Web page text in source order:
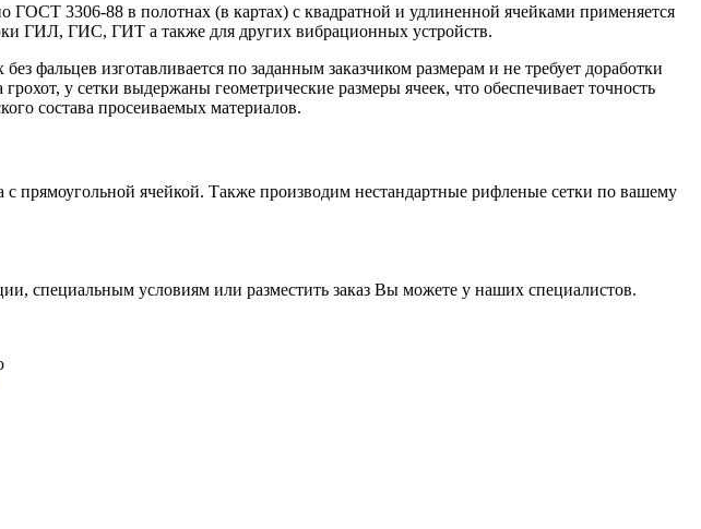
ГОСТ 3306-88 в полотнах (в картах) с квадратной и удлиненной ячейками применяется
ГИЛ, ГИС, ГИТ а также для других вибрационных устройств.
фальцев изготавливается по заданным заказчиком размерам и не требует доработки
грохот, у сетки выдержаны геометрические размеры ячеек, что обеспечивает точность
состава просеиваемых материалов.
с прямоугольной ячейкой. Также производим нестандартные рифленые сетки по вашему
специальным условиям или разместить заказ Вы можете у наших специалистов.